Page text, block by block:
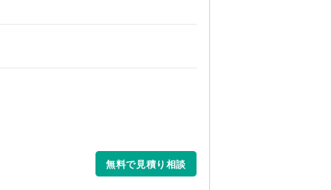
無料で見積り相談